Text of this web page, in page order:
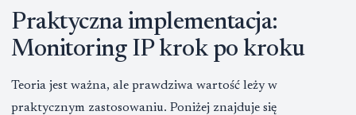
Praktyczna implementacja:
Monitoring IP krok po kroku
Teoria jest ważna, ale prawdziwa wartość leży w
praktycznym zastosowaniu. Poniżej znajduje się